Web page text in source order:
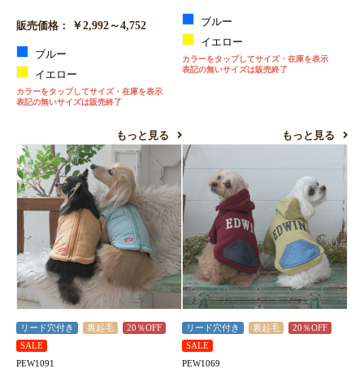
販売価格： ￥2,992～4,752
ブルー
イエロー
カラーをタップしてサイズ・在庫を表示
表記の無いサイズは販売終了
もっと見る
ブルー
イエロー
カラーをタップしてサイズ・在庫を表示
表記の無いサイズは販売終了
もっと見る
リード穴付き 裏起毛
20％OFF
SALE
PEW1091
リード穴付き 裏起毛
20％OFF
SALE
PEW1069